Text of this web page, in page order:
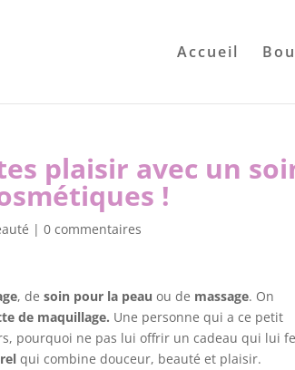
Accueil
plaisir avec un
!
|0 commentaires
, desoin pour la peau ou de massage. On
de maquillage. Une personne qui a ce petit
pourquoi ne pas lui offrir un cadeau qui lui
qui combine douceur, beauté et plaisir.